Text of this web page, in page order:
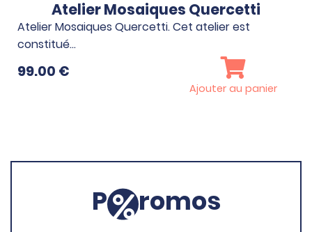
Atelier Mosaiques Quercetti
Atelier Mosaiques Quercetti. Cet atelier est
constitué…
99.00 €
Ajouter au panier
P romos